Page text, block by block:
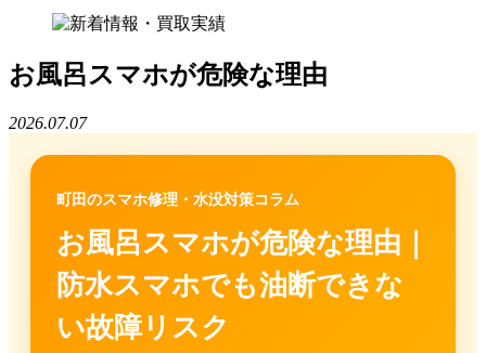
お風呂スマホが危険な理由
2026.07.07
町田のスマホ修理・水没対策コラム
お風呂スマホが危険な理由｜
防水スマホでも油断できな
い故障リスク